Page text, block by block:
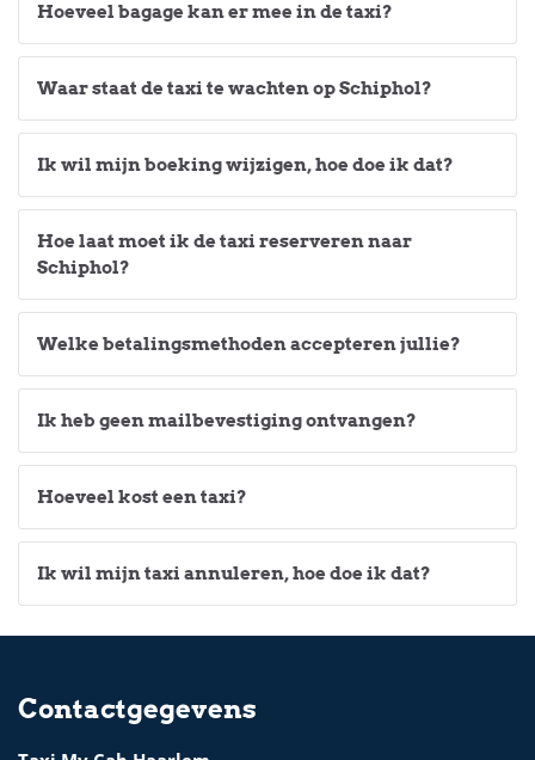
Hoeveel bagage kan er mee in de taxi?
Waar staat de taxi te wachten op Schiphol?
Ik wil mijn boeking wijzigen, hoe doe ik dat?
Hoe laat moet ik de taxi reserveren naar
Schiphol?
Welke betalingsmethoden accepteren jullie?
Ik heb geen mailbevestiging ontvangen?
Hoeveel kost een taxi?
Ik wil mijn taxi annuleren, hoe doe ik dat?
Contactgegevens